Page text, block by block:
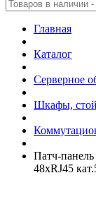
Главная
Каталог
Серверное
Шкафы,
Патч-
48xRJ45